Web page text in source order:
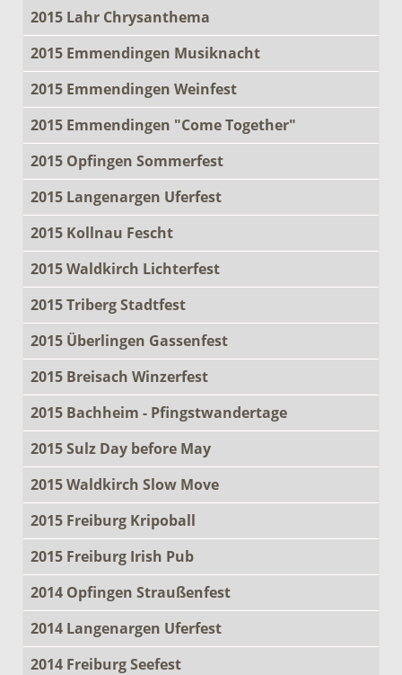
2015 Lahr Chrysanthema
2015 Emmendingen Musiknacht
2015 Emmendingen Weinfest
2015 Emmendingen "Come Together"
2015 Opfingen Sommerfest
2015 Langenargen Uferfest
2015 Kollnau Fescht
2015 Waldkirch Lichterfest
2015 Triberg Stadtfest
2015 Überlingen Gassenfest
2015 Breisach Winzerfest
2015 Bachheim - Pfingstwandertage
2015 Sulz Day before May
2015 Waldkirch Slow Move
2015 Freiburg Kripoball
2015 Freiburg Irish Pub
2014 Opfingen Straußenfest
2014 Langenargen Uferfest
2014 Freiburg Seefest